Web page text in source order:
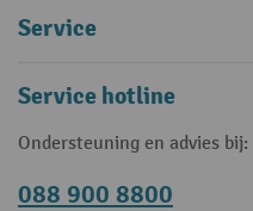
Service
Service hotline
Ondersteuning en advies bij:
088 900 8800